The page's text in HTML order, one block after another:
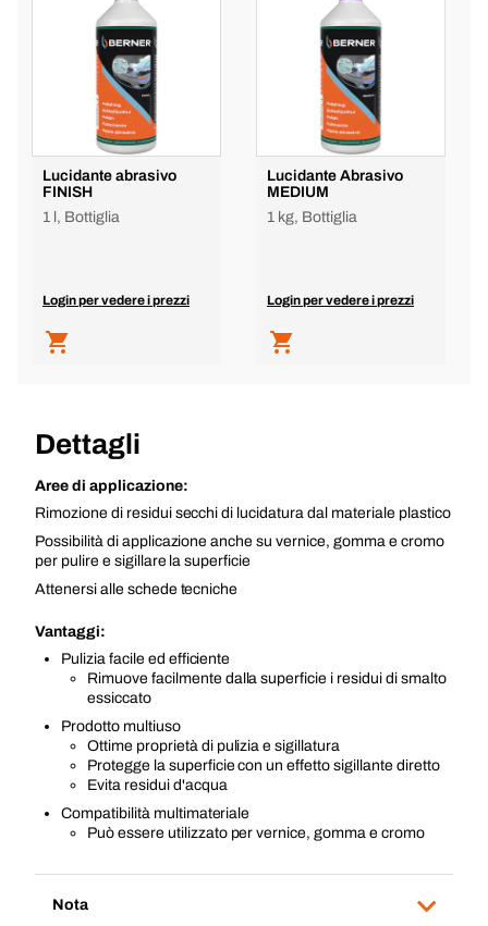
Lucidante abrasivo
FINISH
1 l, Bottiglia
Login per vedere i prezzi
Lucidante Abrasivo
MEDIUM
1 kg, Bottiglia
Login per vedere i prezzi
Dettagli
Aree di applicazione:
Rimozione di residui secchi di lucidatura dal materiale plastico
Possibilità di applicazione anche su vernice, gomma e cromo
per pulire e sigillare la superficie
Attenersi alle schede tecniche
Vantaggi:
Pulizia facile ed efficiente
Rimuove facilmente dalla superficie i residui di smalto
essiccato
Prodotto multiuso
Ottime proprietà di pulizia e sigillatura
Protegge la superficie con un effetto sigillante diretto
Evita residui d'acqua
Compatibilità multimateriale
Può essere utilizzato per vernice, gomma e cromo
Nota